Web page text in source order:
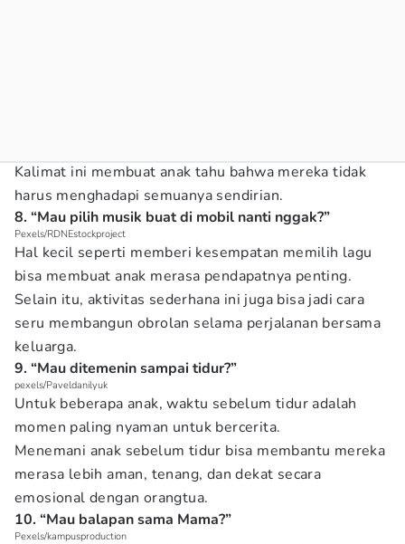
Kalimat ini membuat anak tahu bahwa mereka tidak
harus menghadapi semuanya sendirian.
8. “Mau pilih musik buat di mobil nanti nggak?”
Pexels/RDNEstockproject
Hal kecil seperti memberi kesempatan memilih lagu
bisa membuat anak merasa pendapatnya penting.
Selain itu, aktivitas sederhana ini juga bisa jadi cara
seru membangun obrolan selama perjalanan bersama
keluarga.
9. “Mau ditemenin sampai tidur?”
pexels/Paveldanilyuk
Untuk beberapa anak, waktu sebelum tidur adalah
momen paling nyaman untuk bercerita.
Menemani anak sebelum tidur bisa membantu mereka
merasa lebih aman, tenang, dan dekat secara
emosional dengan orangtua.
10. “Mau balapan sama Mama?”
Pexels/kampusproduction